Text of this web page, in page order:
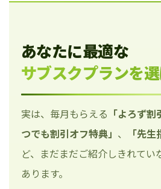
あなたに最適な
サブスクプランを選
実は、毎月もらえる 「よろず割
つでも割引オフ特典」 、 「先
ど、まだまだご紹介しきれてい
あります。